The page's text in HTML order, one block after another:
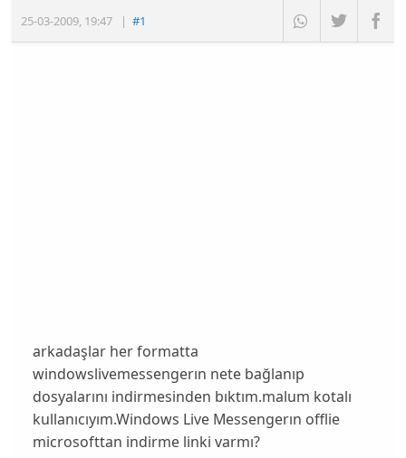
25-03-2009, 19:47 |#1
arkadaşlar her formatta
windowslivemessengerın nete bağlanıp
dosyalarını indirmesinden bıktım.malum kotalı
kullanıcıyım.Windows Live Messengerın offlie
microsofttan indirme linki varmı?